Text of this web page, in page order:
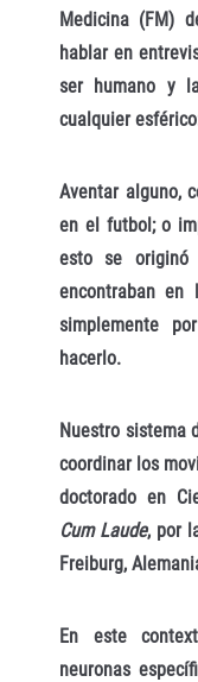
Medicina (FM)
hablar en
ser humano y
cualquier
Aventar alguno,
en el futbol; o
esto se originó
encontraban
simplemente
hacerlo.
Nuestro sistema
coordinar los
doctorado en
Cum Laude, por
Freiburg,
En este
neuronas